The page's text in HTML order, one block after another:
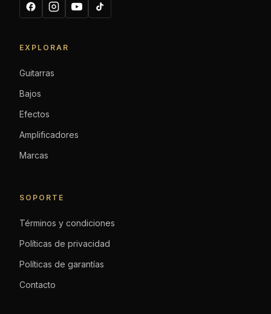
EXPLORAR
Guitarras
Bajos
Efectos
Amplificadores
Marcas
SOPORTE
Términos y condiciones
Políticas de privacidad
Políticas de garantías
Contacto